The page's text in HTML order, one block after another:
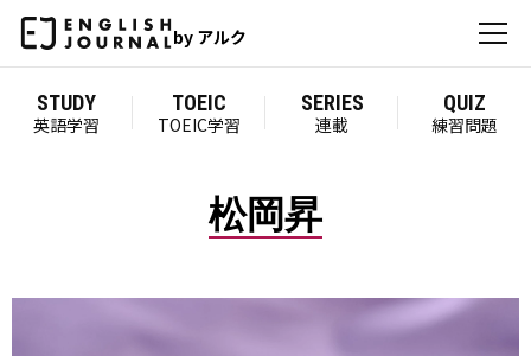
by アルク
STUDY
英語学習
TOEIC
TOEIC学習
SERIES
連載
QUIZ
練習問題
松岡昇